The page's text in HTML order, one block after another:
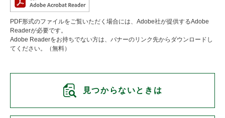
PDF形式のファイルをご覧いただく場合には、Adobe社が提供するAdobe
Readerが必要です。
Adobe Readerをお持ちでない方は、バナーのリンク先からダウンロードし
てください。（無料）
見つからないときは